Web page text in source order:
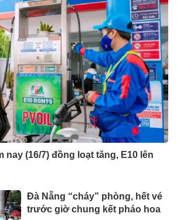
nay (16/7) đồng loạt tăng, E10 lên
Đà Nẵng “cháy” phòng, hết vé
trước giờ chung kết pháo hoa